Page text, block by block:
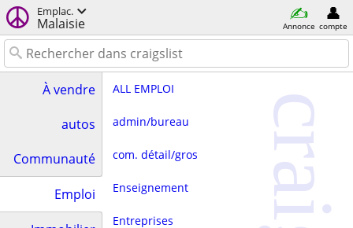
Emplac.
Malaisie Annonce compte
À vendre
autos
Communauté
Emploi
ALL EMPLOI
admin/bureau
com. détail/gros
Enseignement
Entreprises